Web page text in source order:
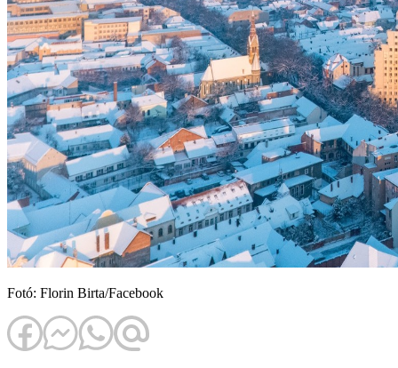
Fotó: Florin Birta/Facebook